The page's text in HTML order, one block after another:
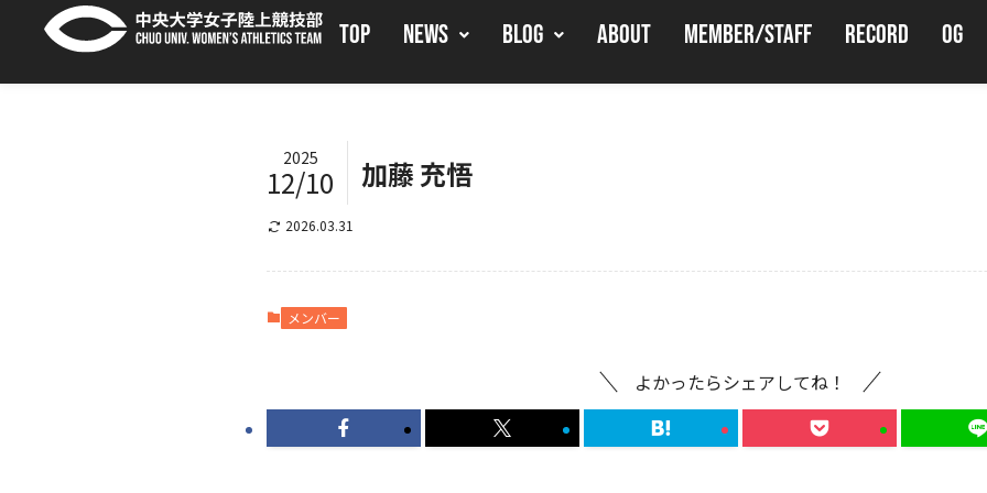
TOP NEWS BLOG ABOUT MEMBER/STAFF RECORD OG
加藤 充悟
2025
12/10
2026.03.31
メンバー
よかったらシェアしてね！